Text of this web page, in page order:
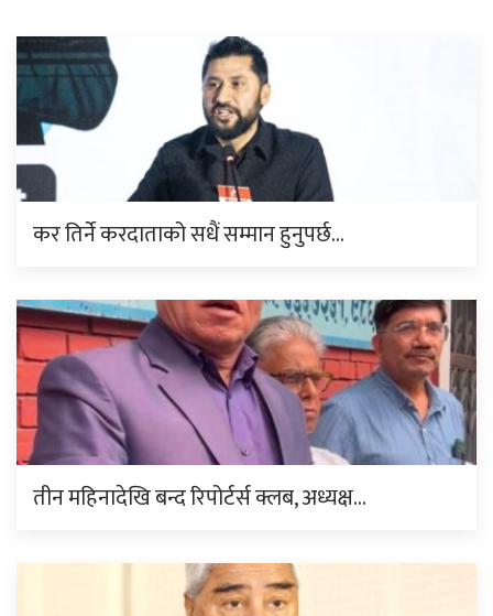
कर तिर्ने करदाताको सधैं सम्मान हुनुपर्छ…
तीन महिनादेखि बन्द रिपोर्टर्स क्लब, अध्यक्ष…